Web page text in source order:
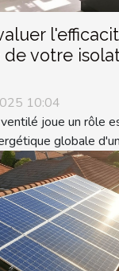
votre
10:04
joue un rôle
globale